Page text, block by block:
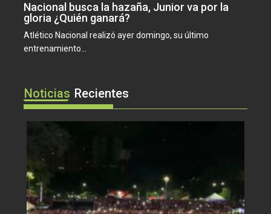
Nacional busca la hazaña, Junior va por la
gloria ¿Quién ganará?
Atlético Nacional realizó ayer domingo, su último
entrenamiento...
Noticias Recientes